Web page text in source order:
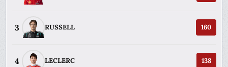
3 RUSSELL 160
4 LECLERC 138